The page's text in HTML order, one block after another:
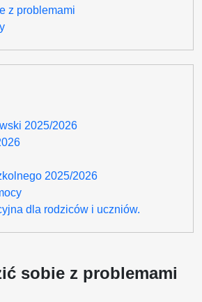
z problemami
2025/2026
2025/2026
dla rodziców i uczniów.
sobie z problemami